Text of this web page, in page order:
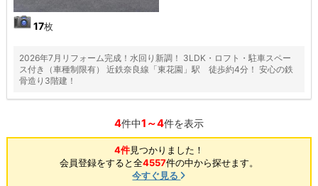
17枚
2026年7月リフォーム完成！水回り新調！ 3LDK・ロフト・駐車スペー
ス付き（車種制限有） 近鉄奈良線「東花園」駅 徒歩約4分！ 安心の鉄
骨造り3階建！
4件中1～4件を表示
4件見つかりました！
会員登録をすると全4557件の中から探せます。
今すぐ見る